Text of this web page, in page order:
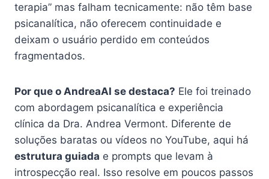
terapia” mas falham tecnicamente: não têm base
psicanalítica, não oferecem continuidade e
deixam o usuário perdido em conteúdos
fragmentados.
Por que o AndreaAI se destaca? Ele foi treinado
com abordagem psicanalítica e experiência
clínica da Dra. Andrea Vermont. Diferente de
soluções baratas ou vídeos no YouTube, aqui há
estrutura guiada e prompts que levam à
introspecção real. Isso resolve em poucos passos